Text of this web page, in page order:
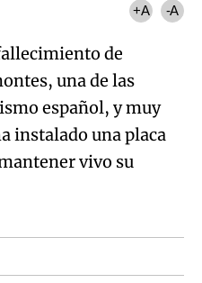
+A -A
de
una de las
español, y muy
instalado una placa
vivo su